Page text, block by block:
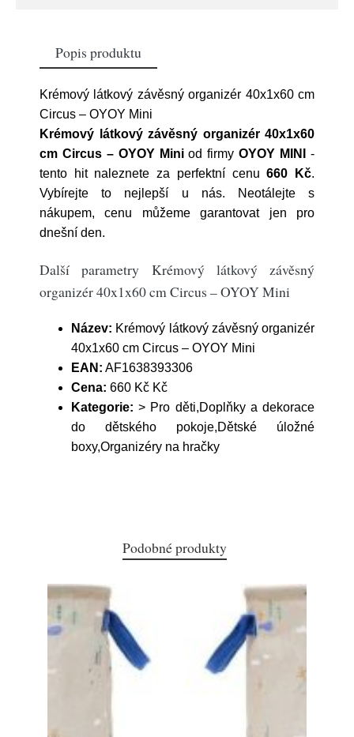
Popis produktu
Krémový látkový závěsný organizér 40x1x60 cm
Circus – OYOY Mini
Krémový látkový závěsný organizér 40x1x60
cm Circus – OYOY Miniod firmyOYOY MINI
-
tento hit naleznete za perfektní cenu660 Kč.
Vybírejte to nejlepší u nás. Neotálejte s
nákupem, cenu můžeme garantovat jen pro
dnešní den.
Další parametry Krémový látkový závěsný
organizér 40x1x60 cm Circus – OYOY Mini
Název: Krémový látkový závěsný organizér
40x1x60 cm Circus – OYOY Mini
EAN: AF1638393306
Cena: 660 Kč Kč
Kategorie: > Pro děti,Doplňky a dekorace
do dětského pokoje,Dětské úložné
boxy,Organizéry na hračky
Podobné produkty